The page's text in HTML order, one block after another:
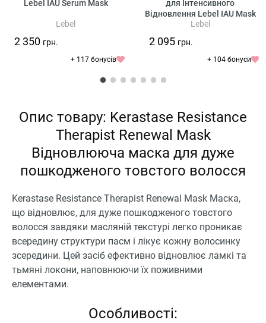
Lebel IAU Serum Mask
Lebel
2 350 грн.
+ 117 бонусів
для Інтенсивного
Відновлення Lebel IAU Mask
Lebel
2 095 грн.
+ 104 бонуси
Опис товару: Kerastase Resistance
Therapist Renewal Mask
Відновлююча маска для дуже
пошкодженого товстого волосся
Kerastase Resistance Therapist Renewal Mask Маска,
що відновлює, для дуже пошкодженого товстого
волосся завдяки масляній текстурі легко проникає
всередину структури пасм і лікує кожну волосинку
зсередини. Цей засіб ефективно відновлює ламкі та
тьмяні локони, наповнюючи їх поживними
елементами.
Особливості: